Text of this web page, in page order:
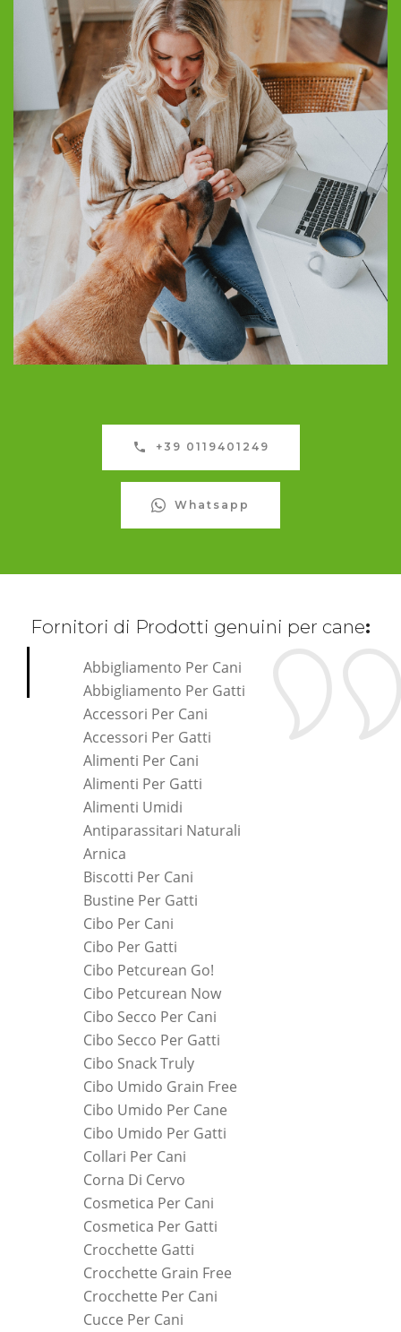
+39 0119401249
Whatsapp
Fornitori di Prodotti genuini per cane:
Abbigliamento Per Cani
Abbigliamento Per Gatti
Accessori Per Cani
Accessori Per Gatti
Alimenti Per Cani
Alimenti Per Gatti
Alimenti Umidi
Antiparassitari Naturali
Arnica
Biscotti Per Cani
Bustine Per Gatti
Cibo Per Cani
Cibo Per Gatti
Cibo Petcurean Go!
Cibo Petcurean Now
Cibo Secco Per Cani
Cibo Secco Per Gatti
Cibo Snack Truly
Cibo Umido Grain Free
Cibo Umido Per Cane
Cibo Umido Per Gatti
Collari Per Cani
Corna Di Cervo
Cosmetica Per Cani
Cosmetica Per Gatti
Crocchette Gatti
Crocchette Grain Free
Crocchette Per Cani
Cucce Per Cani